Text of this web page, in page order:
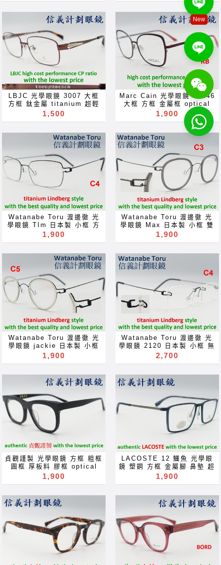
Окуляри bril Kính
glasögon Gelas चश्मा めが
ね 안경 Okulary specula
ImeMyself Eyewear
casual wear clothes and
accessories
Окуляри bril Kính
glasögon Gelas चश्मा めが
ね 안경 Okulary specula
ImeMyself Eyewear
casual wear clothes and
accessories
求婚 訂婚 結婚 周年紀念 情
人節 母親節 畢業 就職 就業
生日禮物手工眼鏡 抗藍光 全
視線 變色鏡片 近視 老花 多
焦點 鏡片 近视 眼镜 抗藍光
濾藍光愛色鏡片 抗蓝光 滤蓝
光 全視線 愛色鏡片 全视线
变色镜片 禮物 贈品 禮品
gift for Акуляры
Kacamata Gafas Des
lunettes •I, очки Bryle
Mga Salamin Okulary
specula "9pun pical
frames spectacles
sunglasses for Rx
prescription near far
sighted reading glass
blue ray light block filter
lenses Oculos de sol
11324 Sonnenbrillen
occhiali da sole
solglasogon Kinh râm
zonnebril Slunecni bryle
Lunettes de soleil عينك
أفتابى gözlüğü hita
napszemüveg Solglerag
Kaamata 4ф a Gas de sol
แว่นตากันแดด CoHAYHi
OKynapn Cermin mata
hitam ocularia solaria
TeMHbIe O4KM
Kesinaipix solbriller
Okulary aurinkolasit 太陽
眼鏡 太阳眼镜 and
ImeMyself Eyewear
casual wear clothes LINE
花 多焦點 鏡片 近视 眼镜 抗
藍光 濾藍光 變色鏡片 抗蓝光
滤蓝光 全視線 變色鏡片 全视
线 变色镜片 optical frames
spectacles glasses Rx
prescription for near far
sighted reading glass
blue block lenses blue
light block filter
eyeglasses Акуляры
Kacamata Gafas Des
lunettes نظارات очки
Brýle Mga Salamin
occhiali Gläser szemüveg
Окуляри bril Kính
glasögon Gelas चश्मा めが
ね 안경 Okulary specula
ImeMyself Eyewear
casual wear clothes and
accessories
LBJC 光學眼鏡 3007 大框
方框 鈦金屬 titanium 超輕
超彈性 optical frames
藍光 濾藍光 變色鏡片 抗蓝光
滤蓝光 全視線 變色鏡片 全视
spectacles glasses Rx
prescription for near far
sighted reading glass
blue block lenses blue
light block filter
eyeglasses Акуляры
Kacamata Gafas Des
lunettes نظارات очки
Brýle Mga Salamin
occhiali Gläser szemüveg
Окуляри bril Kính
ね 안경 Okulary specula
ImeMyself Eyewear
casual wear clothes and
accessories
1,500
Marc Cain 光學眼鏡 82246
大框 方框 金屬框 optical
frames glasses 眼鏡 可配
近視 老花 多焦點 鏡片 近视
眼镜 抗藍光 濾藍光 變色鏡片
抗蓝光 滤蓝光 全視線 變色鏡
片 全视线 变色镜片 optical
frames spectacles
glasses Rx prescription
for near far sighted
reading glass blue block
lenses blue light block
filter eyeglasses
Акуляры Kacamata Gafas
Des lunettes نظارات очки
Brýle Mga Salamin
occhiali Gläser szemüveg
Окуляри bril Kính
glasögon Gelas चश्मा めが
ImeMyself Eyewear
casual wear clothes and
accessories
1,900
Watanabe Toru 渡邊徹 光
學眼鏡 TIm 日本製 小框 方
框 鈦 金屬 titanium 超輕 超
Lindberg 林柏格 林德伯格
ic! berlin Markus T
Mykita 眼鏡 超越 Lindberg
可配 近視 老花 多焦點 鏡片
近视 眼镜 抗藍光 濾藍光 變
色鏡片 抗蓝光 滤蓝光 全視線
變色鏡片 全视线 变色镜片
optical frames spectacles
glasses Rx prescription
for near far sighted
reading glass blue block
lenses blue light block
filter eyeglasses
Акуляры Kacamata Gafas
Brýle Mga Salamin
occhiali Gläser szemüveg
glasögon Gelas चश्मा めが
ね 안경 Okulary specula
ImeMyself Eyewear
casual wear clothes and
accessories
1,900
Watanabe Toru 渡邊徹 光
學眼鏡 Max 日本製 小框 雙
材質 複合式 方 圓框 鈦 金屬
glasses not Lindberg 林柏
格 林德伯格 ic! berlin
Markus T Mykita 眼鏡 超
越 Lindberg 可配 近視 老花
多焦點 鏡片 近视 眼镜 抗藍
光 濾藍光 變色鏡片 抗蓝光
滤蓝光 全視線 變色鏡片 全视
spectacles glasses Rx
prescription for near far
sighted reading glass
blue block lenses blue
light block filter
eyeglasses Акуляры
lunettes نظارات очки
Brýle Mga Salamin
Окуляри bril Kính
glasögon Gelas चश्मा めが
ね 안경 Okulary specula
ImeMyself Eyewear
casual wear clothes and
1,900
Watanabe Toru 渡邊徹 光
學眼鏡 jackie 日本製 小框
雙材質 複合式 圓框 鈦 金屬
titanium 超輕 超彈性 螺旋
glasses not Lindberg 林柏
格 林德伯格 ic! berlin
Markus T Mykita 眼鏡 超
越 Lindberg 可配 近視 老花
多焦點 鏡片 近视 眼镜 抗藍
光 濾藍光 變色鏡片 抗蓝光
滤蓝光 全視線 變色鏡片 全视
线 变色镜片 optical frames
prescription for near far
sighted reading glass
blue block lenses blue
light block filter
eyeglasses Акуляры
lunettes نظارات очки
Brýle Mga Salamin
Окуляри bril Kính
glasögon Gelas चश्मा めが
ね 안경 Okulary specula
ImeMyself Eyewear
casual wear clothes and
1,900
Watanabe Toru 渡邊徹 光
學眼鏡 2120 日本製 小框 無
框 方框 鈦 金屬 titanium 超
輕 超彈性 螺旋形鉸鏈
not Lindberg 林柏格 ic!
berlin Markus T Mykita 眼
可配 近視 老花 多焦點 鏡片
近视 眼镜 抗藍光 濾藍光 變
色鏡片 抗蓝光 滤蓝光 全視線
變色鏡片 全视线 变色镜片
optical frames spectacles
for near far sighted
reading glass blue block
lenses blue light block
filter eyeglasses
Акуляры Kacamata Gafas
Brýle Mga Salamin
occhiali Gläser szemüveg
glasögon Gelas चश्मा めが
ね 안경 Okulary specula
ImeMyself Eyewear
casual wear clothes and
accessories
2,700
貞觀謹製 光學眼鏡 方框 粗框
圓框 厚板料 膠框 optical
frames glasses 可配 高度
鏡片 抗蓝光 滤蓝光 全視線
變色鏡片 全视线 变色镜片
glasses Rx prescription
for near far sighted
reading glass blue light
ray block lenses filter
eyeglasses Акуляры
1,900
LACOSTE 12 鱷魚 光學眼
鏡 塑鋼 方框 金屬腳 鼻墊 超
輕 optical frames glasses
光 變色鏡片 抗蓝光 滤蓝光
全視線 變色鏡片 全视线 变色
镜片 optical frames
spectacles glasses Rx
prescription for near far
sighted reading glass
blue block lenses blue
light block filter
1,900
New